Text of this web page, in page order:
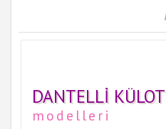
DANTELLI KÜLOT
modelleri